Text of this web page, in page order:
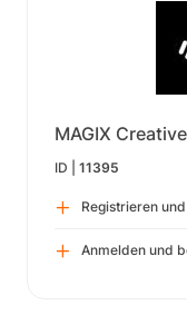
MAGIX
ID | 11395
Registrieren
Anmelden und